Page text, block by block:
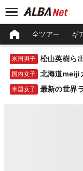
全ツアー ギ
米国男子
国内女子 北海道meiji
米国女子 最新の世界